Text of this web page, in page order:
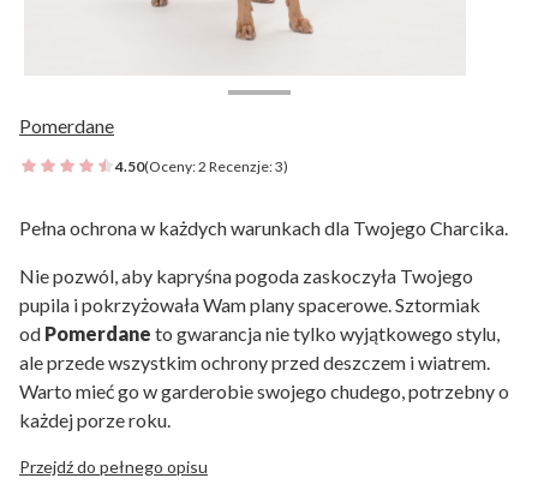
Pomerdane
4.50(Oceny: 2 Recenzje: 3)
Pełna ochrona w każdych warunkach dla Twojego Charcika.
Nie pozwól, aby kapryśna pogoda zaskoczyła Twojego
pupila i pokrzyżowała Wam plany spacerowe. Sztormiak
od Pomerdane to gwarancja nie tylko wyjątkowego stylu,
ale przede wszystkim ochrony przed deszczem i wiatrem.
Warto mieć go w garderobie swojego chudego, potrzebny o
każdej porze roku.
Przejdź do pełnego opisu